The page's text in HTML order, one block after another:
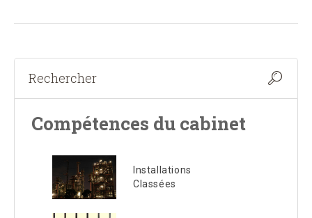
Compétences du cabinet
Installations
Classées